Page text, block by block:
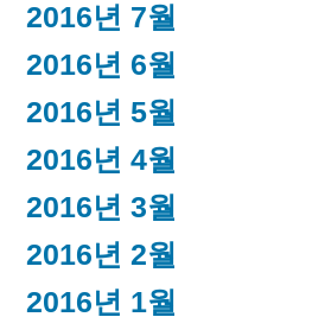
2016년 7월
2016년 6월
2016년 5월
2016년 4월
2016년 3월
2016년 2월
2016년 1월